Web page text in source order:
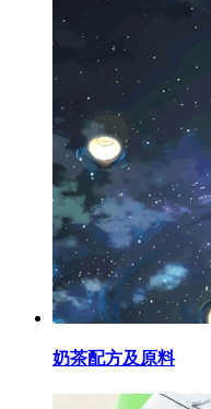
​奶茶配方及原料